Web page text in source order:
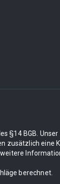
§14 BGB.
zusätzlich eine
berechnet.